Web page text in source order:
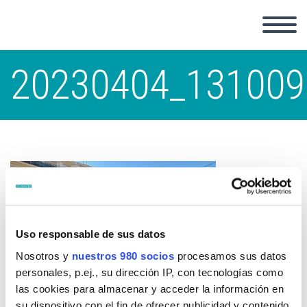
Uso responsable de sus datos
Nosotros y nuestros 980 socios procesamos sus datos
personales, p.ej., su dirección IP, con tecnologías como
las cookies para almacenar y acceder la información en
20230404_131009